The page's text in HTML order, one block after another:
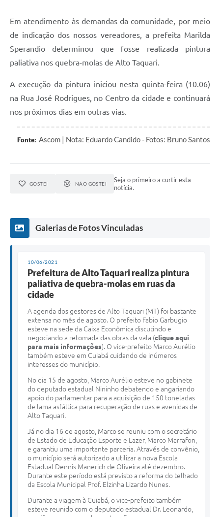
Em atendimento às demandas da comunidade, por meio
de indicação dos nossos vereadores, a prefeita Marilda
Sperandio determinou que fosse realizada pintura
paliativa nos quebra-molas de Alto Taquari.
A execução da pintura iniciou nesta quinta-feira (10.06)
na Rua José Rodrigues, no Centro da cidade e continuará
nos próximos dias em outras vias.
Fonte: Ascom | Nota: Eduardo Candido - Fotos: Bruno Santos
GOSTEI NÃO GOSTEI
Seja o primeiro a curtir esta
notícia.
Galerias de Fotos Vinculadas
10/06/2021
Prefeitura de Alto Taquari realiza pintura
paliativa de quebra-molas em ruas da
cidade
A agenda dos gestores de Alto Taquari (MT) foi bastante
extensa no mês de agosto. O prefeito Fabio Garbugio
esteve na sede da Caixa Econômica discutindo e
negociando a retomada das obras da vala (clique aqui
para mais informações). O vice-prefeito Marco Aurélio
também esteve em Cuiabá cuidando de inúmeros
interesses do município.
No dia 15 de agosto, Marco Aurélio esteve no gabinete
do deputado estadual Nininho debatendo e angariando
apoio do parlamentar para a aquisição de 150 toneladas
de lama asfáltica para recuperação de ruas e avenidas de
Alto Taquari.
Já no dia 16 de agosto, Marco se reuniu com o secretário
de Estado de Educação Esporte e Lazer, Marco Marrafon,
e garantiu uma importante parceria. Através de convênio,
o município será autorizado a utilizar a nova Escola
Estadual Dennis Manerich de Oliveira até dezembro.
Durante este período está previsto a reforma do telhado
da Escola Municipal Prof. Elzinha Lizardo Nunes.
Durante a viagem à Cuiabá, o vice-prefeito também
esteve reunido com o deputado estadual Dr. Leonardo,